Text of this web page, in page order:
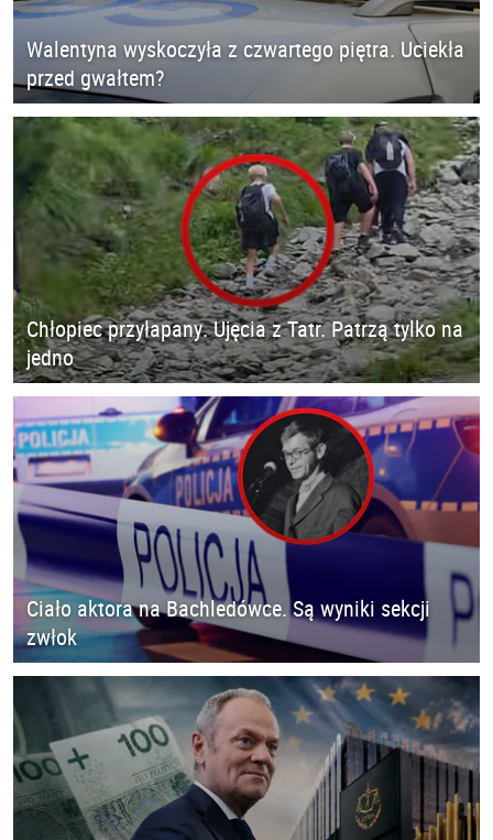
Walentyna wyskoczyła z czwartego piętra. Uciekła
przed gwałtem?
Chłopiec przyłapany. Ujęcia z Tatr. Patrzą tylko na
jedno
Ciało aktora na Bachledówce. Są wyniki sekcji
zwłok